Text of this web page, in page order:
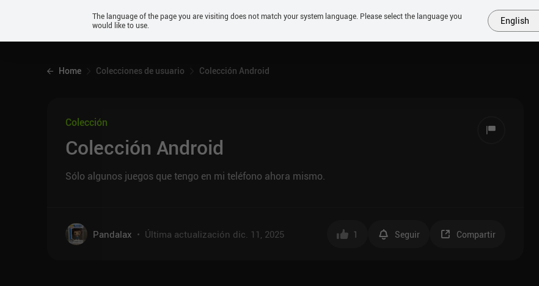
Android
PRÓXIMOS SIMILARES COLECCIONES TOP
Home Colecciones de usuario Colección Android
Colección
Colección Android
Sólo algunos juegos que tengo en mi teléfono ahora mismo.
Pandalax • Última actualización dic. 11, 2025 1 Seguir Compartir
The language of the page you are visiting does not match your system language. Please select the language you
would like to use.
English